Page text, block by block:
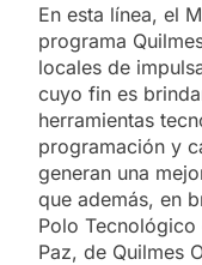
En esta línea, el
programa
locales de
cuyo fin es
herramientas
programación y
generan una
que además, en
Polo
Paz, de Quilmes